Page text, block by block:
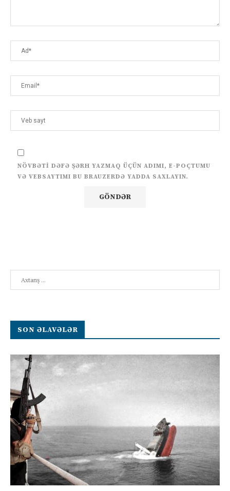
NÖVBƏTI DƏFƏ ŞƏRH YAZMAQ ÜÇÜN ADIMI, E-POÇTUMU
VƏ VEBSAYTIMI BU BRAUZERDƏ YADDA SAXLAYIN.
SON ƏLAVƏLƏR